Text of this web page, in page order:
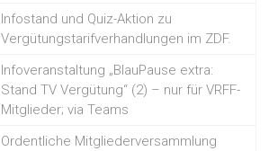
Infostand und Quiz-Aktion zu
Vergütungstarifverhandlungen im ZDF.
Infoveranstaltung „BlauPause extra:
Stand TV Vergütung“ (2) – nur für VRFF-
Mitglieder; via Teams
Ordentliche Mitgliederversammlung